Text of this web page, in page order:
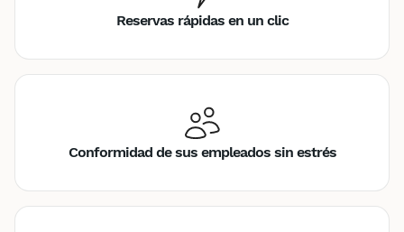
Reservas rápidas en un clic
Conformidad de sus empleados sin estrés